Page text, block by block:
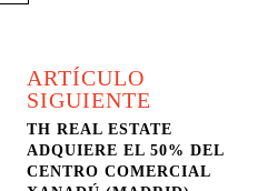
ARTÍCULO
SIGUIENTE
TH REAL ESTATE
ADQUIERE EL 50% DEL
CENTRO COMERCIAL